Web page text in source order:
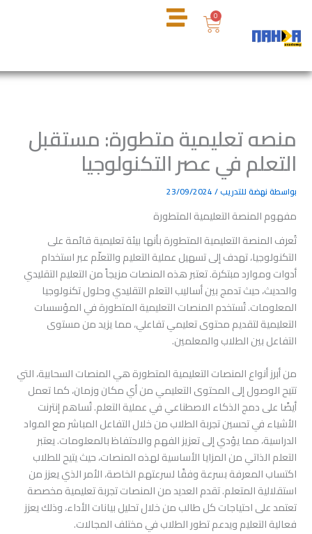
المحتوى
0
عربة
التسوق
منصه تعليمية متطورة: مستقبل
التعلم في عصر التكنولوجيا
بواسطةنهضة للتدريب/
23/09/2024
مفهوم المنصة التعليمية المتطورة
تُعرف المنصة التعليمية المتطورة بأنها بيئة تعليمية قائمة على
التكنولوجيا، تهدف إلى تسهيل عملية التعليم والتعلّم عبر استخدام
أدوات وموارد مبتكرة. تعتبر هذه المنصات مزيجاً من التعليم التقليدي
والحديث، حيث تدمج بين أساليب التعلم التقليدي وحلول تكنولوجيا
المعلومات. تُستخدم المنصات التعليمية المتطورة في المؤسسات
التعليمية لتقديم محتوى تعليمي تفاعلي، مما يزيد من مستوى
التفاعل بين الطلاب والمعلمين.
من أبرز أنواع المنصات التعليمية المتطورة هي المنصات السحابية، التي
تتيح الوصول إلى المحتوى التعليمي من أي مكان وزمان، كما تعمل
أيضًا على دمج الذكاء الاصطناعي في عملية التعلم. تُساهم إنترنت
الأشياء في تحسين تجربة الطلاب من خلال التفاعل المباشر مع المواد
الدراسية، مما يؤدي إلى تعزيز الفهم والاحتفاظ بالمعلومات. يعتبر
التعلم الذاتي من المزايا الأساسية لهذه المنصات، حيث يتيح للطلاب
اكتساب المعرفة بسرعة وفقًا لسرعتهم الخاصة، الأمر الذي يعزز من
استقلالية المتعلم. تقدم العديد من المنصات تجربة تعليمية مخصصة
تعتمد على احتياجات كل طالب من خلال تحليل بيانات الأداء، وذلك يعزز
فعالية التعليم ويدعم تطور الطلاب في مختلف المجالات.